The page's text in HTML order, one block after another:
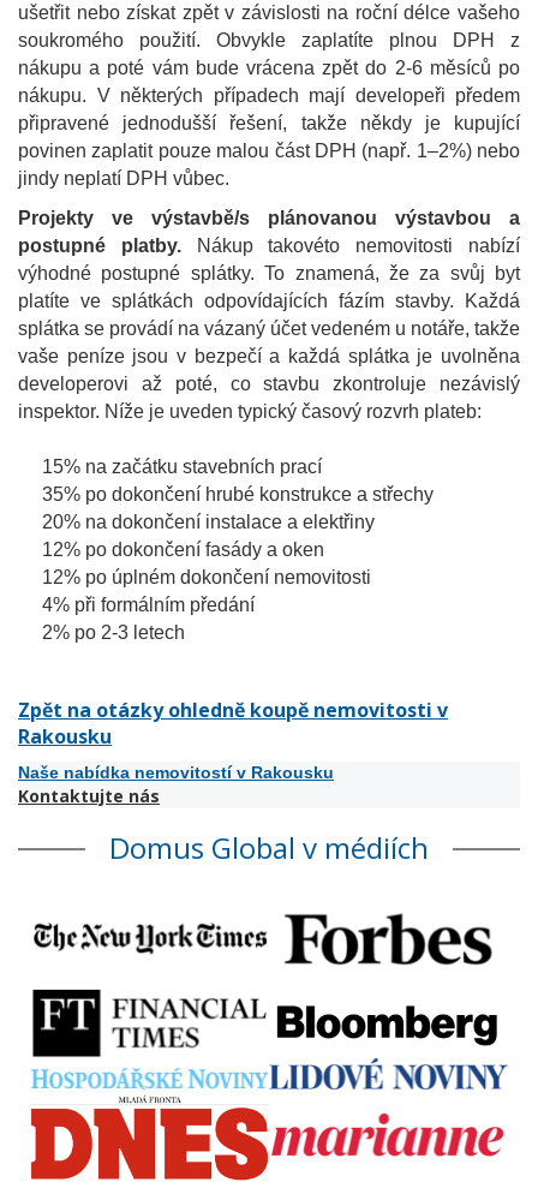
ušetřit nebo získat zpět v závislosti na roční délce vašeho
soukromého použití. Obvykle zaplatíte plnou DPH z
nákupu a poté vám bude vrácena zpět do 2-6 měsíců po
nákupu. V některých případech mají developeři předem
připravené jednodušší řešení, takže někdy je kupující
povinen zaplatit pouze malou část DPH (např. 1–2%) nebo
jindy neplatí DPH vůbec.
Projekty ve výstavbě/s plánovanou výstavbou a
postupné platby.Nákup takovéto nemovitosti nabízí
výhodné postupné splátky. To znamená, že za svůj byt
platíte ve splátkách odpovídajících fázím stavby. Každá
splátka se provádí na vázaný účet vedeném u notáře, takže
vaše peníze jsou v bezpečí a každá splátka je uvolněna
developerovi až poté, co stavbu zkontroluje nezávislý
inspektor. Níže je uveden typický časový rozvrh plateb:
15% na začátku stavebních prací
35% po dokončení hrubé konstrukce a střechy
20% na dokončení instalace a elektřiny
12% po dokončení fasády a oken
12% po úplném dokončení nemovitosti
4% při formálním předání
2% po 2-3 letech
Zpět na otázky ohledně koupě nemovitosti v
Rakousku
Naše nabídka nemovitostí v Rakousku
Kontaktujte nás
Domus Global v médiích